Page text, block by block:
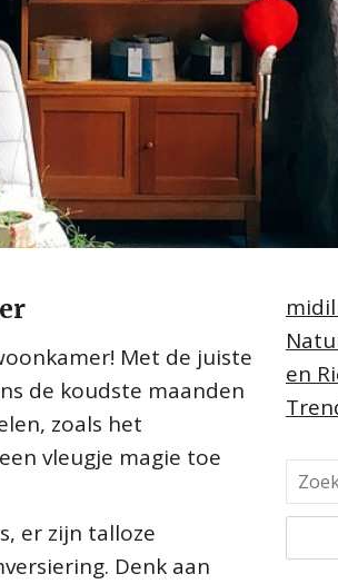
Met de juiste
de koudste maanden
zoals het
vleugje magie toe
er zijn talloze
Denk aan
en
o
k